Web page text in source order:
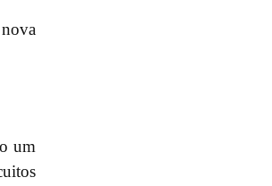
um